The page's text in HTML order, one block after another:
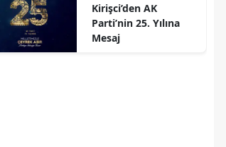
Kirişci’den AK
Parti’nin 25. Yılına
Mesaj